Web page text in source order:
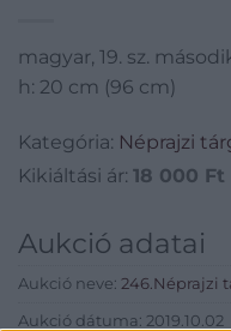
magyar, 19. sz.
h: 20 cm (96 cm)
Kategória: Néprajzi
Kikiáltási ár: 18 000 Ft
Aukció adatai
Aukció neve: 246.Néprajzi
Aukció dátuma: 2019.10.02